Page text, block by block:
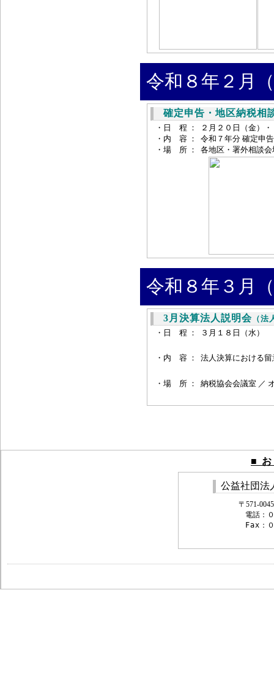
令和８年２月
確定申告・地区納税相
・日 程 ：
２月２０日（金）
・内 容 ：
令和７年分 確定申
・場 所 ：
各地区・署外相談会
令和８年３月
3月決算法人説明会（法
・日 程 ：
３月１８日（水）
・内 容 ： 法人決算における
・場 所 ： 納税協会会議室 ／
■
公益社団法
〒571-
電話：
Fax ：